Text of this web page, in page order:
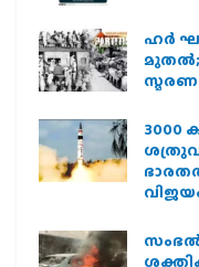
ഹര്‍
മുതല്‍;
3000
സംഭൽ